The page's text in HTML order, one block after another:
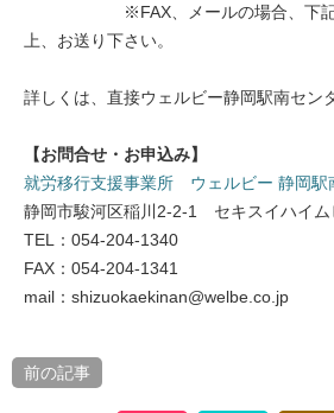
※FAX、メールの場合、下記の
上、お送り下さい。
詳しくは、直接ウェルビー静岡駅南セン
【お問合せ・お申込み】
就労移行支援事業所 ウェルビー 静岡駅
静岡市駿河区稲川2-2-1 セキスイハイ
TEL：054-204-1340
FAX：054-204-1341
mail：shizuokaekinan@welbe.co.jp
前の記事